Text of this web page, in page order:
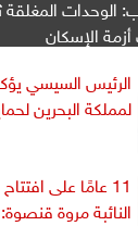
الوحدات
الإسكان
الرئيس السيسي
لمملكة البحرين
11 عامًا على
النائبة مروة